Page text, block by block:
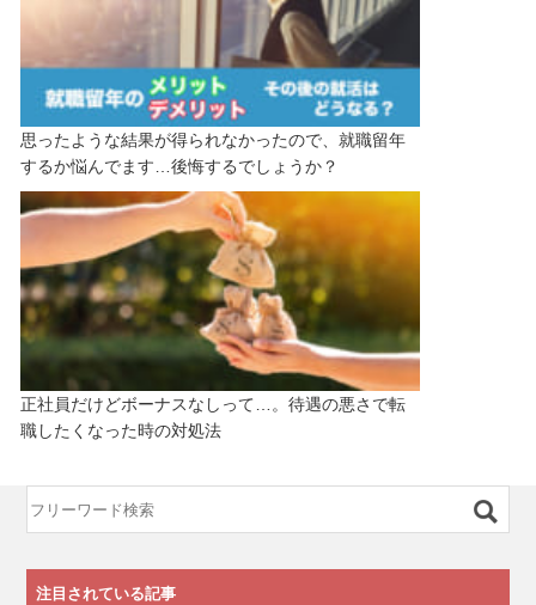
思ったような結果が得られなかったので、就職留年
するか悩んでます…後悔するでしょうか？
正社員だけどボーナスなしって…。待遇の悪さで転
職したくなった時の対処法
注目されている記事